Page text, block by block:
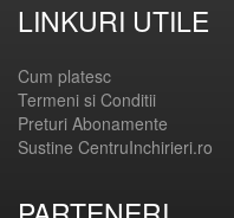
LINKURI UTILE
Cum platesc
Termeni si Conditii
Preturi Abonamente
Sustine CentruInchirieri.ro